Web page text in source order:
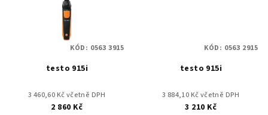
testo 915i
3 460,60 Kč včetně DPH
2 860 Kč
KÓD: 0563 3915
testo 915i
3 884,10 Kč včetně DPH
3 210 Kč
KÓD: 0563 2915